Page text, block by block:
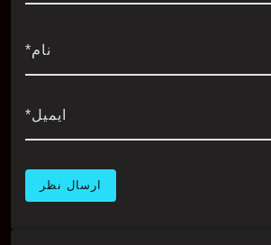
نام*
ایمیل*